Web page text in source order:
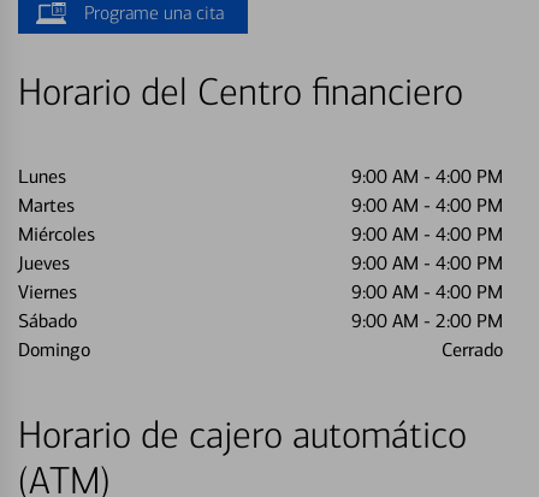
Programe una cita
Horario del Centro financiero
Lunes 9:00 AM - 4:00 PM
Martes
9:00 AM - 4:00 PM
Miércoles
9:00 AM - 4:00 PM
Jueves
9:00 AM - 4:00 PM
Viernes
9:00 AM - 4:00 PM
Sábado
9:00 AM - 2:00 PM
Domingo
Cerrado
Horario de cajero automático
(ATM)